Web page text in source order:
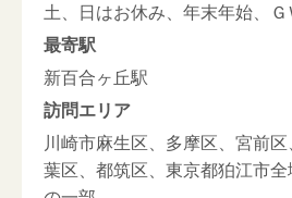
土、日はお休み、年末年始、Ｇ
最寄駅
新百合ヶ丘駅
訪問エリア
川崎市麻生区、多摩区、宮前
葉区、都筑区、東京都狛江市